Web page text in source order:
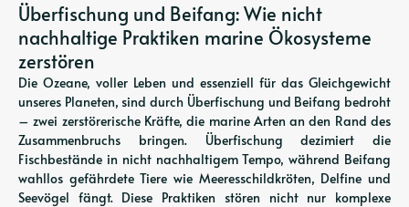
Überfischung und Beifang: Wie nicht
nachhaltige Praktiken marine Ökosysteme
zerstören
Die Ozeane, voller Leben und essenziell für das Gleichgewicht
unseres Planeten, sind durch Überfischung und Beifang bedroht
– zwei zerstörerische Kräfte, die marine Arten an den Rand des
Zusammenbruchs bringen. Überfischung dezimiert die
Fischbestände in nicht nachhaltigem Tempo, während Beifang
wahllos gefährdete Tiere wie Meeresschildkröten, Delfine und
Seevögel fängt. Diese Praktiken stören nicht nur komplexe